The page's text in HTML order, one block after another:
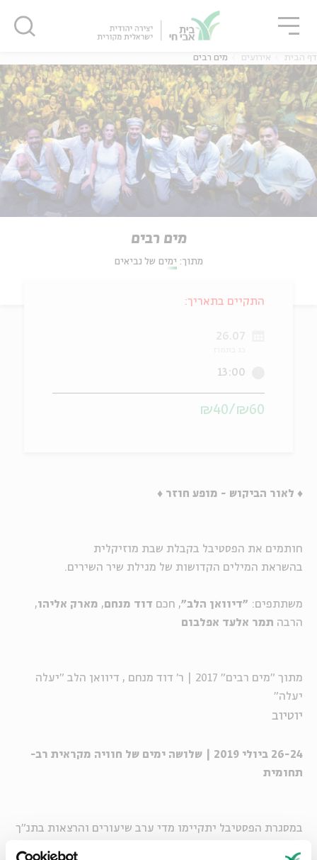
דף הבית אירועים מים רבים
מים רבים
מתוך: ימים של נביאים
♦ לאור הביקוש - מופע חוזר ♦
חותמים את הפסטיבל בקבלת שבת מוזיקלית
בהשראת המילים הקדושות של מגילת שיר השירים.
משתתפים: "דיוואן הלב", חכם דוד מנחם, מארק אליהו,
הרבה תמר אלעד אפלבום
מתוך "מים רבים" 2017 | ר' דוד מנחם , דיוואן הלב "יעלה
יעלה"
יוטיוב
26-24 ביולי 2019 | שלושה ימים של חוויה מקראית רב-
תחומית
במסגרת הפסטיבל יתקיימו מדי ערב שיעורים והרצאות בתנ"ך
התקיים בתאריך:
26.07
13:00
₪60/₪40
סגור